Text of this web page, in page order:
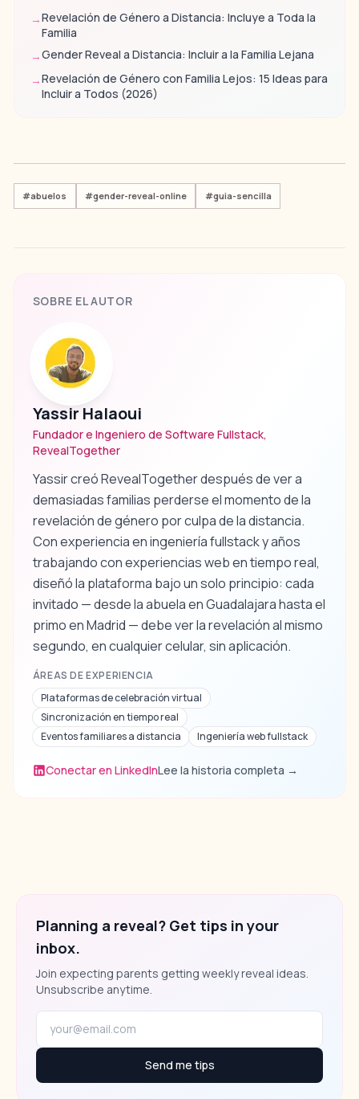
→Revelación de Género a Distancia: Incluye a Toda la
Familia
→Gender Reveal a Distancia: Incluir a la Familia Lejana
→Revelación de Género con Familia Lejos: 15 Ideas para
Incluir a Todos (2026)
#abuelos #gender-reveal-online #guia-sencilla
SOBRE EL AUTOR
Yassir Halaoui
Fundador e Ingeniero de Software Fullstack,
RevealTogether
Yassir creó RevealTogether después de ver a
demasiadas familias perderse el momento de la
revelación de género por culpa de la distancia.
Con experiencia en ingeniería fullstack y años
trabajando con experiencias web en tiempo real,
diseñó la plataforma bajo un solo principio: cada
invitado — desde la abuela en Guadalajara hasta el
primo en Madrid — debe ver la revelación al mismo
segundo, en cualquier celular, sin aplicación.
ÁREAS DE EXPERIENCIA
Plataformas de celebración virtual
Sincronización en tiempo real
Eventos familiares a distancia
Ingeniería web fullstack
Conectar en LinkedInLee la historia completa →
Planning a reveal? Get tips in your
inbox.
Join expecting parents getting weekly reveal ideas.
Unsubscribe anytime.
Send me tips